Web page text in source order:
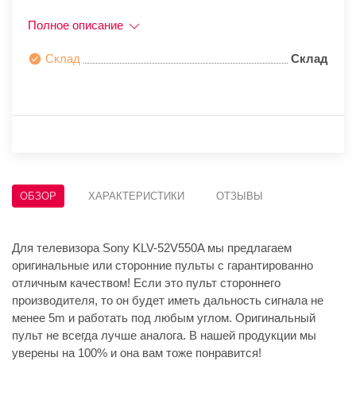
Полное описание
Склад Склад
ОБЗОР ХАРАКТЕРИСТИКИ ОТЗЫВЫ
Для телевизора Sony KLV-52V550A мы предлагаем
оригинальные или сторонние пульты с гарантированно
отличным качеством! Если это пульт стороннего
производителя, то он будет иметь дальность сигнала не
менее 5m и работать под любым углом. Оригинальный
пульт не всегда лучше аналога. В нашей продукции мы
уверены на 100% и она вам тоже понравится!